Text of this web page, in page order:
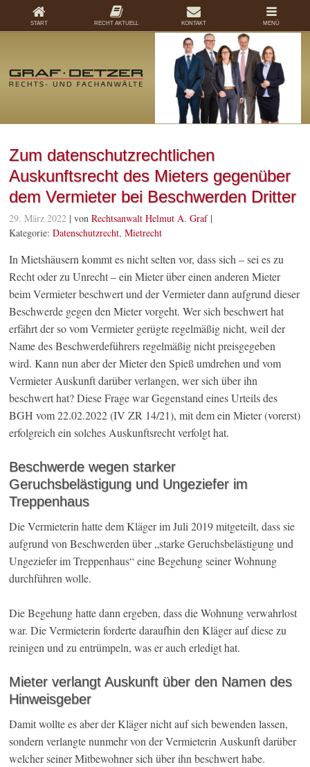
Zum datenschutzrechtlichen
Auskunftsrecht des Mieters gegenüber
dem Vermieter bei Beschwerden Dritter
29. März 2022 | vonRechtsanwalt Helmut A. Graf|
Kategorie:Datenschutzrecht,Mietrecht
In Mietshäusern kommt es nicht selten vor, dass sich – sei es zu
Recht oder zu Unrecht – ein Mieter über einen anderen Mieter
beim Vermieter beschwert und der Vermieter dann aufgrund dieser
Beschwerde gegen den Mieter vorgeht. Wer sich beschwert hat
erfährt der so vom Vermieter gerügte regelmäßig nicht, weil der
Name des Beschwerdeführers regelmäßig nicht preisgegeben
wird. Kann nun aber der Mieter den Spieß umdrehen und vom
Vermieter Auskunft darüber verlangen, wer sich über ihn
beschwert hat? Diese Frage war Gegenstand eines Urteils des
BGH vom 22.02.2022 (IV ZR 14/21), mit dem ein Mieter (vorerst)
erfolgreich ein solches Auskunftsrecht verfolgt hat.
Beschwerde wegen starker
Geruchsbelästigung und Ungeziefer im
Treppenhaus
Die Vermieterin hatte dem Kläger im Juli 2019 mitgeteilt, dass sie
aufgrund von Beschwerden über „starke Geruchsbelästigung und
Ungeziefer im Treppenhaus“ eine Begehung seiner Wohnung
durchführen wolle.
Die Begehung hatte dann ergeben, dass die Wohnung verwahrlost
war. Die Vermieterin forderte daraufhin den Kläger auf diese zu
reinigen und zu entrümpeln, was er auch erledigt hat.
Mieter verlangt Auskunft über den Namen des
Hinweisgeber
Damit wollte es aber der Kläger nicht auf sich bewenden lassen,
sondern verlangte nunmehr von der Vermieterin Auskunft darüber
welcher seiner Mitbewohner sich über ihn beschwert habe.
START RECHT AKTUELL KONTAKT MENÜ